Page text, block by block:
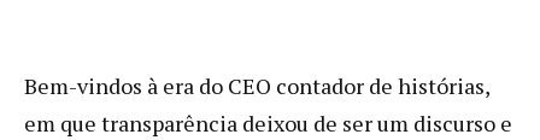
Bem-vindos à era do CEO contador de histórias,
em que transparência deixou de ser um discurso e